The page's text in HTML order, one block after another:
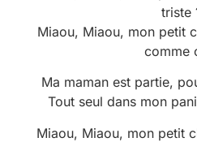
triste
Miaou, Miaou, mon petit
comme
Ma maman est partie,
Tout seul dans mon
Miaou, Miaou, mon petit